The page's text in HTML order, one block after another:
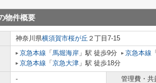
物件概要
神奈川県横須賀市桜が丘 ２丁目7-15
京急本線 「 馬堀海岸 」駅 徒歩9分 京急本線
京急本線 「 京急大津 」駅 徒歩18分
-
管理費・共